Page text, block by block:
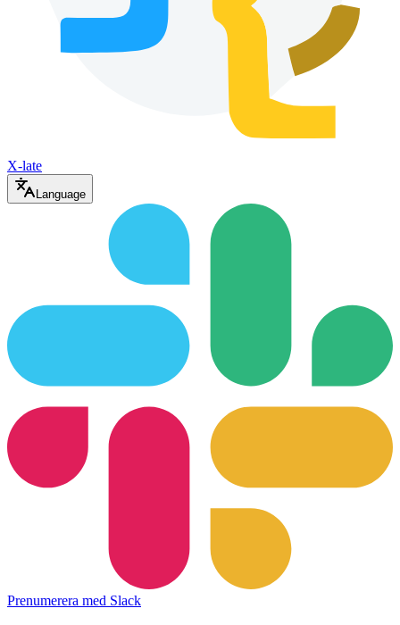
X-late
Language
Prenumerera med Slack